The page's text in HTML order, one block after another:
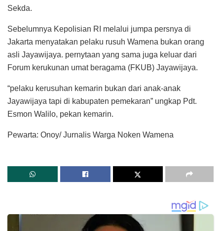
Sekda.
Sebelumnya Kepolisian RI melalui jumpa persnya di
Jakarta menyatakan pelaku rusuh Wamena bukan orang
asli Jayawijaya. pernytaan yang sama juga keluar dari
Forum kerukunan umat beragama (FKUB) Jayawijaya.
“pelaku kerusuhan kemarin bukan dari anak-anak
Jayawijaya tapi di kabupaten pemekaran” ungkap Pdt.
Esmon Walilo, pekan kemarin.
Pewarta: Onoy/ Jurnalis Warga Noken Wamena